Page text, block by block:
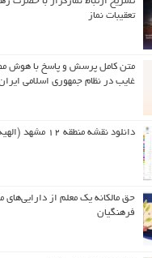
تعقیبات نماز
متن کامل پرسش و پاسخ با هوش
غایب در نظام جمهوری اسلامی
دانلود نقشه منطقه ۱۲ مشهد (الهیه) به تفکیک کاربریها
حق مالکانه یک معلم از
فرهنگیان